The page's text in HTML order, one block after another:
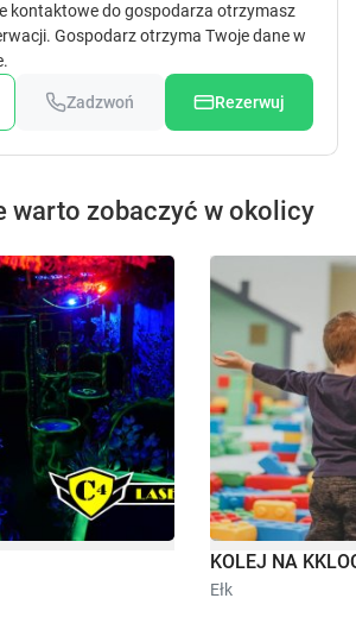
kontaktowe do gospodarza otrzymasz
Gospodarz otrzyma Twoje dane w
Zadzwoń Rezerwuj
warto zobaczyć w okolicy
KOLEJ NA
Ełk